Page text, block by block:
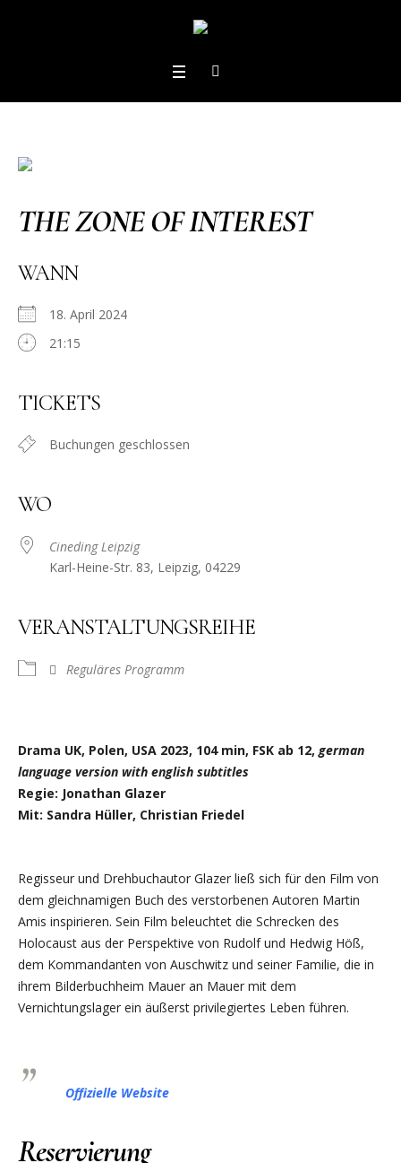
THE ZONE OF INTEREST
WANN
18. April 2024
21:15
TICKETS
Buchungen geschlossen
WO
Cineding Leipzig
Karl-Heine-Str. 83, Leipzig, 04229
VERANSTALTUNGSREIHE
Reguläres Programm
Drama UK, Polen, USA 2023, 104 min, FSK ab 12,german
language version with english subtitles
Regie: Jonathan Glazer
Mit: Sandra Hüller, Christian Friedel
Regisseur und Drehbuchautor Glazer ließ sich für den Film von
dem gleichnamigen Buch des verstorbenen Autoren Martin
Amis inspirieren. Sein Film beleuchtet die Schrecken des
Holocaust aus der Perspektive von Rudolf und Hedwig Höß,
dem Kommandanten von Auschwitz und seiner Familie, die in
ihrem Bilderbuchheim Mauer an Mauer mit dem
Vernichtungslager ein äußerst privilegiertes Leben führen.
Offizielle Website
Reservierung